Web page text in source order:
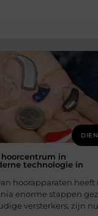
in
technologie in
hoorapparaten heeft
enorme stappen
versterkers, zijn nu